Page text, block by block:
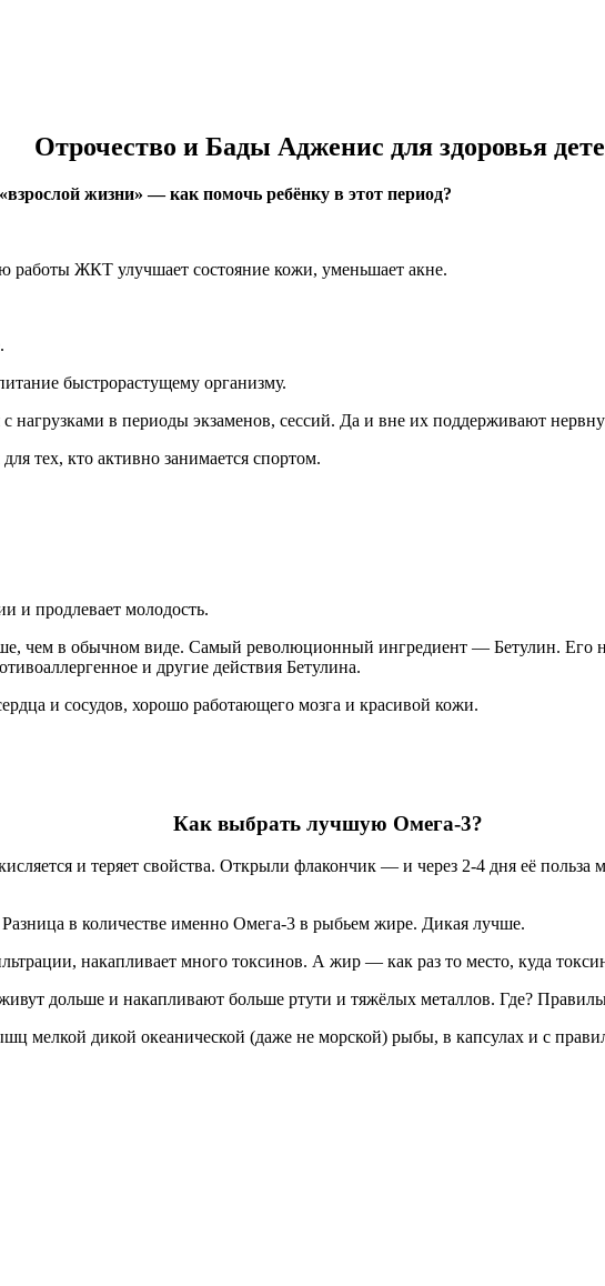
Отрочество и Бады Адженис для здоровья
жизни» — как помочь ребёнку в этот период?
работы ЖКТ улучшает состояние кожи, уменьшает акне.
быстрорастущему организму.
нагрузками в периоды экзаменов, сессий. Да и вне их поддерживают
тех, кто активно занимается спортом.
и продлевает молодость.
чем в обычном виде. Самый революционный ингредиент — Бетулин. Его
и другие действия Бетулина.
и сосудов, хорошо работающего мозга и красивой кожи.
Как выбрать лучшую Омега-3?
и теряет свойства. Открыли флакончик — и через 2-4 дня её
в количестве именно Омега-3 в рыбьем жире. Дикая лучше.
накапливает много токсинов. А жир — как раз то место, куда
дольше и накапливают больше ртути и тяжёлых металлов. Где?
мелкой дикой океанической (даже не морской) рыбы, в капсулах и с